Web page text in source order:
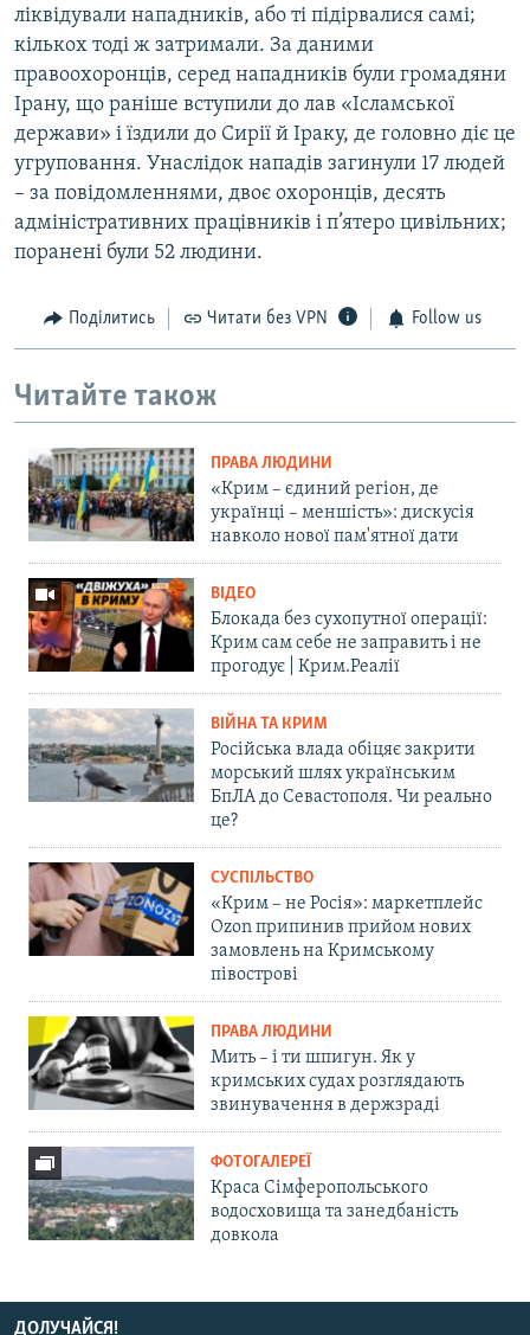
ліквідували нападників, або ті підірвалися самі;
кількох тоді ж затримали. За даними
правоохоронців, серед нападників були громадяни
Ірану, що раніше вступили до лав «Ісламської
держави» і їздили до Сирії й Іраку, де головно діє це
угруповання. Унаслідок нападів загинули 17 людей
– за повідомленнями, двоє охоронців, десять
адміністративних працівників і п’ятеро цивільних;
поранені були 52 людини.
Поділитись Читати без VPN Follow us
Читайте також
ПРАВА ЛЮДИНИ
«Крим – єдиний регіон, де
українці – меншість»: дискусія
навколо нової пам'ятної дати
ВІДЕО
Блокада без сухопутної операції:
Крим сам себе не заправить і не
прогодує | Крим.Реалії
ВІЙНА ТА КРИМ
Російська влада обіцяє закрити
морський шлях українським
БпЛА до Севастополя. Чи реально
це?
СУСПІЛЬСТВО
«Крим – не Росія»: маркетплейс
Ozon припинив прийом нових
замовлень на Кримському
півострові
ПРАВА ЛЮДИНИ
Мить – і ти шпигун. Як у
кримських судах розглядають
звинувачення в держзраді
ФОТОГАЛЕРЕЇ
Краса Сімферопольського
водосховища та занедбаність
довкола
ДОЛУЧАЙСЯ!